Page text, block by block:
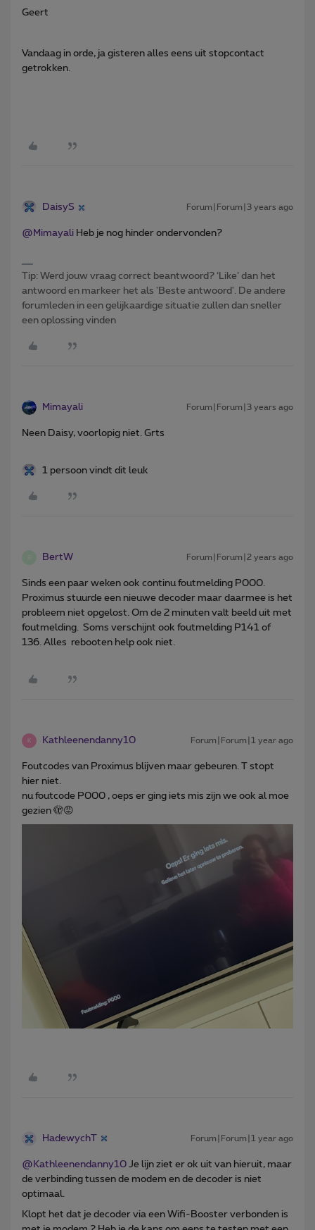
Geert
Vandaag in orde, ja gisteren alles eens uit stopcontact
getrokken.
DaisyS Forum|Forum|3 years ago
@Mimayali Heb je nog hinder ondervonden?
Tip: Werd jouw vraag correct beantwoord? ‘Like’ dan het
antwoord en markeer het als 'Beste antwoord'. De andere
forumleden in een gelijkaardige situatie zullen dan sneller
een oplossing vinden
Mimayali Forum|Forum|3 years ago
Neen Daisy, voorlopig niet. Grts
1 persoon vindt dit leuk
BertW Forum|Forum|2 years ago
Sinds een paar weken ook continu foutmelding P000.
Proximus stuurde een nieuwe decoder maar daarmee is het
probleem niet opgelost. Om de 2 minuten valt beeld uit met
foutmelding. Soms verschijnt ook foutmelding P141 of
136. Alles rebooten help ook niet.
K Kathleenendanny10 Forum|Forum|1 year ago
Foutcodes van Proximus blijven maar gebeuren. T stopt
hier niet.
nu foutcode P000 , oeps er ging iets mis zijn we ook al moe
gezien 🫣😡
HadewychT Forum|Forum|1 year ago
@Kathleenendanny10 Je lijn ziet er ok uit van hieruit, maar
de verbinding tussen de modem en de decoder is niet
optimaal.
Klopt het dat je decoder via een Wifi-Booster verbonden is